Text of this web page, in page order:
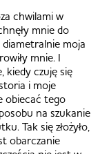
chwilami w
mnie do
diametralnie moja
mnie. I
kiedy czuję się
i moje
obiecać tego
na szukanie
Tak się złożyło,
obarczanie